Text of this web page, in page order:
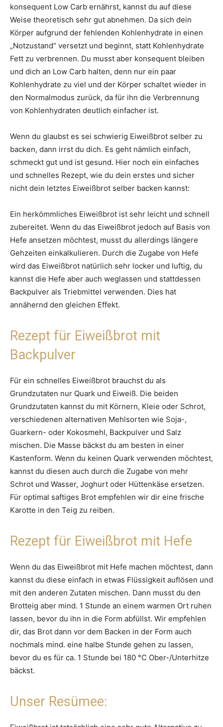
konsequent Low Carb ernährst, kannst du auf diese
Weise theoretisch sehr gut abnehmen. Da sich dein
Körper aufgrund der fehlenden Kohlenhydrate in einen
„Notzustand“ versetzt und beginnt, statt Kohlenhydrate
Fett zu verbrennen. Du musst aber konsequent bleiben
und dich an Low Carb halten, denn nur ein paar
Kohlenhydrate zu viel und der Körper schaltet wieder in
den Normalmodus zurück, da für ihn die Verbrennung
von Kohlenhydraten deutlich einfacher ist.
Wenn du glaubst es sei schwierig Eiweißbrot selber zu
backen, dann irrst du dich. Es geht nämlich einfach,
schmeckt gut und ist gesund. Hier noch ein einfaches
und schnelles Rezept, wie du dein erstes und sicher
nicht dein letztes Eiweißbrot selber backen kannst:
Ein herkömmliches Eiweißbrot ist sehr leicht und schnell
zubereitet. Wenn du das Eiweißbrot jedoch auf Basis von
Hefe ansetzen möchtest, musst du allerdings längere
Gehzeiten einkalkulieren. Durch die Zugabe von Hefe
wird das Eiweißbrot natürlich sehr locker und luftig, du
kannst die Hefe aber auch weglassen und stattdessen
Backpulver als Triebmittel verwenden. Dies hat
annähernd den gleichen Effekt.
Rezept für Eiweißbrot mit
Backpulver
Für ein schnelles Eiweißbrot brauchst du als
Grundzutaten nur Quark und Eiweiß. Die beiden
Grundzutaten kannst du mit Körnern, Kleie oder Schrot,
verschiedenen alternativen Mehlsorten wie Soja-,
Guarkern- oder Kokosmehl, Backpulver und Salz
mischen. Die Masse bäckst du am besten in einer
Kastenform. Wenn du keinen Quark verwenden möchtest,
kannst du diesen auch durch die Zugabe von mehr
Schrot und Wasser, Joghurt oder Hüttenkäse ersetzen.
Für optimal saftiges Brot empfehlen wir dir eine frische
Karotte in den Teig zu reiben.
Rezept für Eiweißbrot mit Hefe
Wenn du das Eiweißbrot mit Hefe machen möchtest, dann
kannst du diese einfach in etwas Flüssigkeit auflösen und
mit den anderen Zutaten mischen. Dann musst du den
Brotteig aber mind. 1 Stunde an einem warmen Ort ruhen
lassen, bevor du ihn in die Form abfüllst. Wir empfehlen
dir, das Brot dann vor dem Backen in der Form auch
nochmals mind. eine halbe Stunde gehen zu lassen,
bevor du es für ca. 1 Stunde bei 180 °C Ober-/Unterhitze
bäckst.
Unser Resümee: